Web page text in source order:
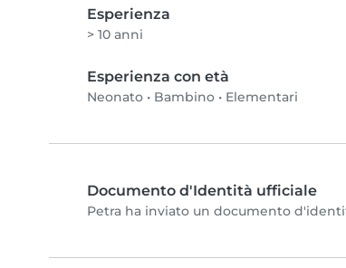
Esperienza
> 10 anni
Esperienza con età
Neonato • Bambino • Elementari
Documento d'Identità ufficiale
Petra ha inviato un documento